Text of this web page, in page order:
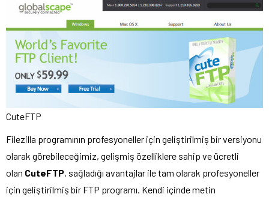
CuteFTP
Filezilla programının profesyoneller için geliştirilmiş bir versiyonu
olarak görebileceğimiz, gelişmiş özelliklere sahip ve ücretli
olan CuteFTP, sağladığı avantajlar ile tam olarak profesyoneller
için geliştirilmiş bir FTP programı. Kendi içinde metin